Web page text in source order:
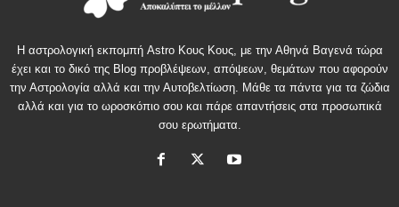
Η αστρολογική εκπομπή Astro Κους Κους, με την Αθηνά Βαγενά τώρα
έχει και το δικό της Blog προβλέψεων, απόψεων, θεμάτων που αφορούν
την Αστρολογία αλλά και την Αυτοβελτίωση. Μάθε τα πάντα για τα ζώδια
αλλά και για το ωροσκόπιο σου και πάρε απαντήσεις στα προσωπικά
σου ερωτήματα.